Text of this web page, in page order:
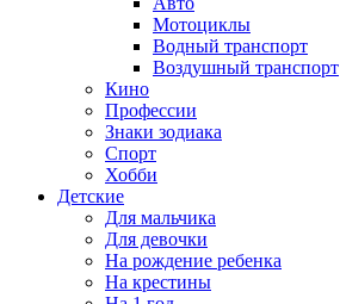
Мотоциклы
Водный транспорт
Воздушный транспорт
Кино
Профессии
Знаки зодиака
Спорт
Хобби
Детские
Для мальчика
Для девочки
На рождение ребенка
На крестины